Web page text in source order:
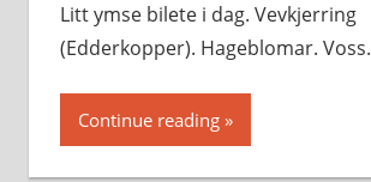
Litt ymse bilete i dag. Vevkjerring
(Edderkopper). Hageblomar. Voss.
Continue reading